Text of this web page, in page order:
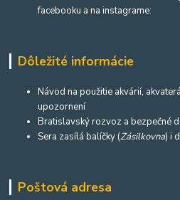
facebooku a na instagrame:
Dôležité informácie
Návod na použitie akvárií,
upozornení
Bratislavský rozvoz a bezpečné
Sera zasílá balíčky (Zásilkovna) i
Poštová adresa